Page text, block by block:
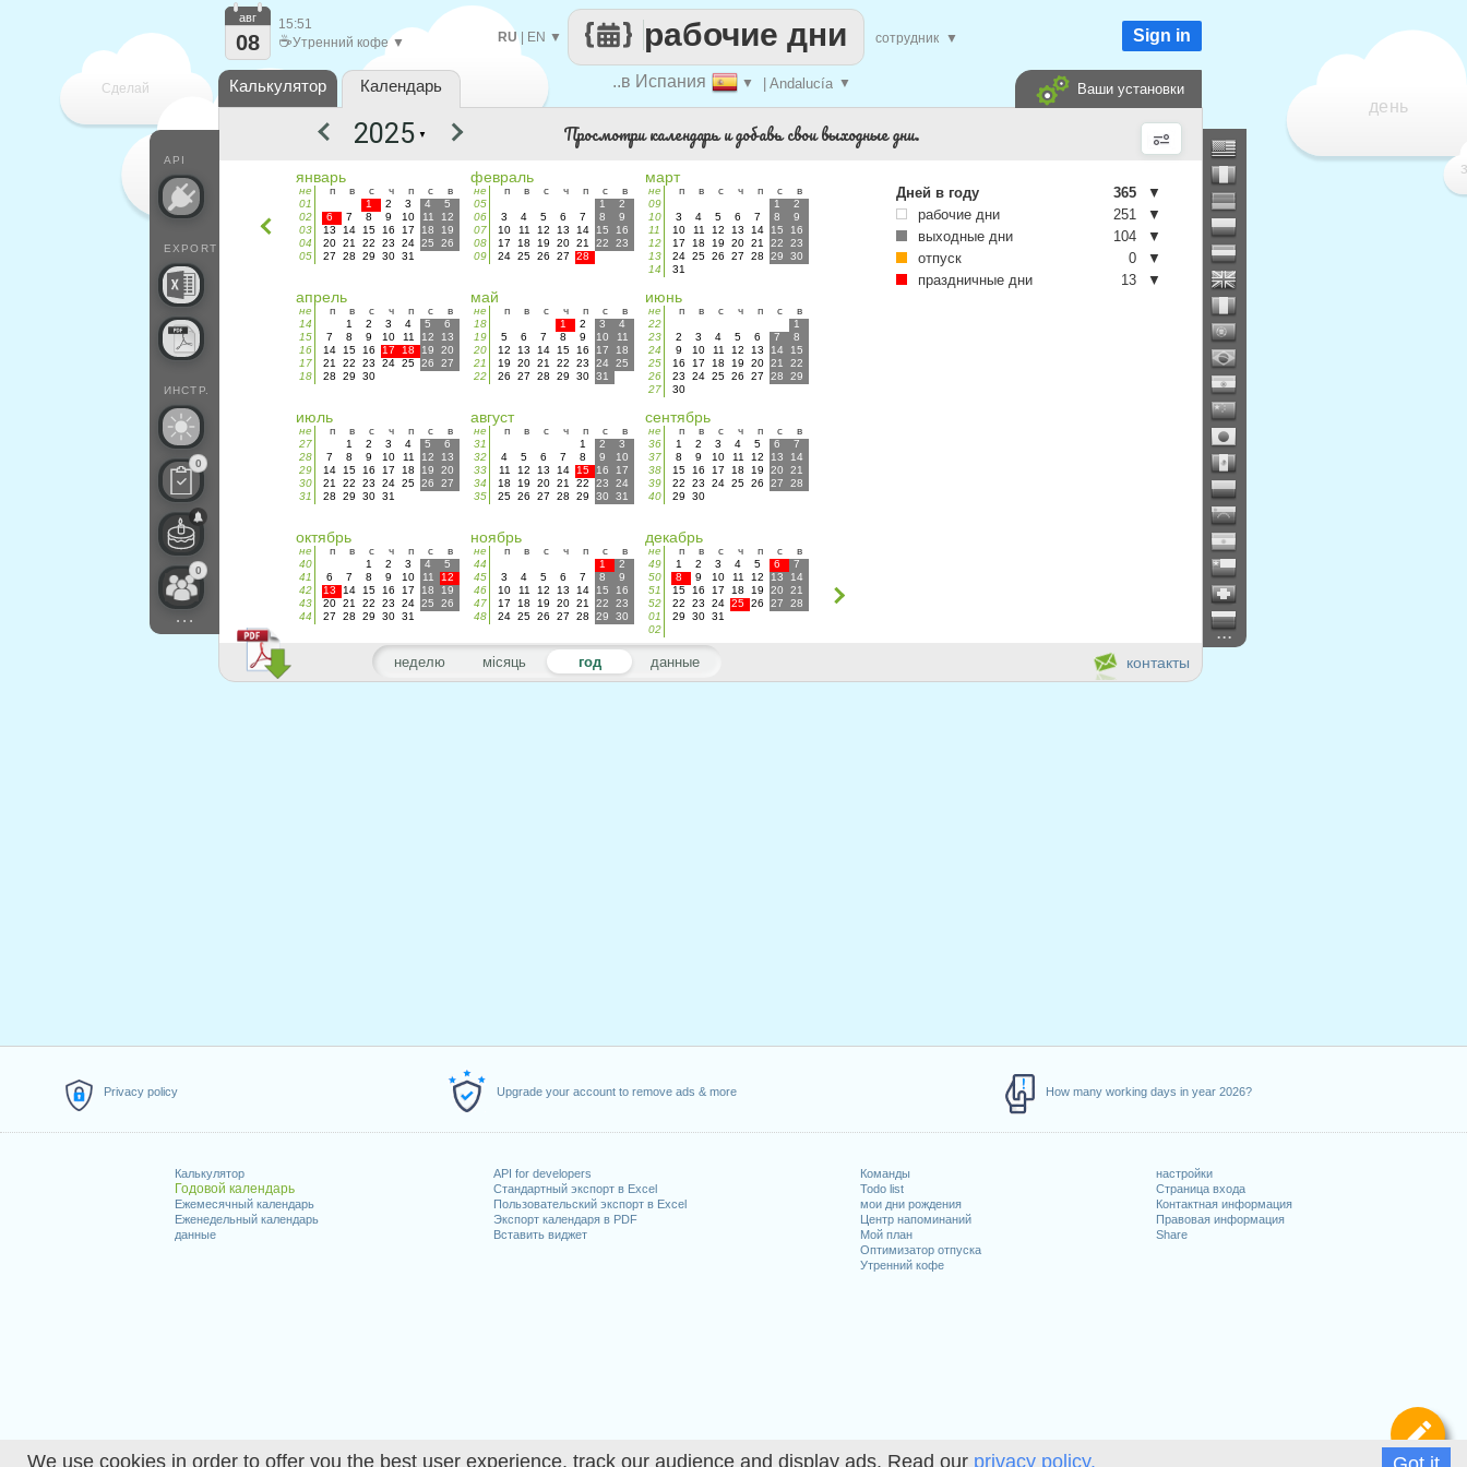
We use cookies in order to offer you the best user experience, track our audience and display ads. Read our privacy policy.
Privacy policy Upgrade your account to remove ads & more How many working days in year 2026?
Калькулятор
Годовой календарь
Ежемесячный календарь
Еженедельный календарь
данные
API for developers
Стандартный экспорт в Excel
Пользовательский экспорт в Excel
Экспорт календаря в PDF
Вставить виджет
Команды
Todo list
мои дни рождения
Центр напоминаний
Мой план
Оптимизатор отпуска
Утренний кофе
настройки
Страница входа
Контактная информация
Правовая информация
Share
Сделай
день
..в Испания ▼ | Andalucía ▼
рабочие дни
RU| EN ▼ сотрудник ▼
API
EXPORT
ИНСТР.
0
0
...
авг
08
15:51
☕Утренний кофе ▼ Sign in
Калькулятор Календарь Ваши установки
...
контакты
▼ Просмотри календарь и добавь свои выходные дни.
январь
не п в с ч п с
в
01
1 2 3 4
5
02
6 7 8 9 10 11
12
03
13 14 15 16 17 18
19
04
20 21 22 23 24 25
26
05
27 28 29 30 31
февраль
не п в с ч п с
в
05
1
2
06
3 4 5 6 7 8
9
07
10 11 12 13 14 15
16
08
17 18 19 20 21 22
23
09
24 25 26 27 28
март
не п в с ч п с
в
09
1
2
10
3 4 5 6 7 8
9
11
10 11 12 13 14 15
16
12
17 18 19 20 21 22
23
13
24 25 26 27 28 29
30
14
31
апрель
не п в с ч п с
в
14
1 2 3 4 5
6
15
7 8 9 10 11 12
13
16
14 15 16 17 18 19
20
17
21 22 23 24 25 26
27
18
28 29 30
май
не п в с ч п с
в
18
1 2 3
4
19
5 6 7 8 9 10
11
20
12 13 14 15 16 17
18
21
19 20 21 22 23 24
25
22
26 27 28 29 30 31
июнь
не п в с ч п с
в
22
1
23
2 3 4 5 6 7
8
24
9 10 11 12 13 14
15
25
16 17 18 19 20 21
22
26
23 24 25 26 27 28
29
27
30
июль
не п в с ч п с
в
27
1 2 3 4 5
6
28
7 8 9 10 11 12
13
29
14 15 16 17 18 19
20
30
21 22 23 24 25 26
27
31
28 29 30 31
август
не п в с ч п с
в
31
1 2
3
32
4 5 6 7 8 9
10
33
11 12 13 14 15 16
17
34
18 19 20 21 22 23
24
35
25 26 27 28 29 30 31
сентябрь
не п в с ч п с
в
36
1 2 3 4 5 6
7
37
8 9 10 11 12 13
14
38
15 16 17 18 19 20
21
39
22 23 24 25 26 27
28
40
29 30
октябрь
не п в с ч п с
в
40
1 2 3 4
5
41
6 7 8 9 10 11
12
42
13 14 15 16 17 18
19
43
20 21 22 23 24 25
26
44
27 28 29 30 31
ноябрь
не п в с ч п с
в
44
1
2
45
3 4 5 6 7 8
9
46
10 11 12 13 14 15
16
47
17 18 19 20 21 22
23
48
24 25 26 27 28 29 30
декабрь
не п в с ч п с
в
49
1 2 3 4 5 6
7
50
8 9 10 11 12 13
14
51
15 16 17 18 19 20
21
52
22 23 24 25 26 27
28
01
29 30 31
02
неделю місяць год данные
Дней в году 365
▼
рабочие дни
251
▼
выходные дни
104
▼
отпуск
0
▼
праздничные дни
13 ▼